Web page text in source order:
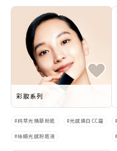
彩妝系列
純萃光精華粉底 光感煥白CC霜
絲緞光感粉底液